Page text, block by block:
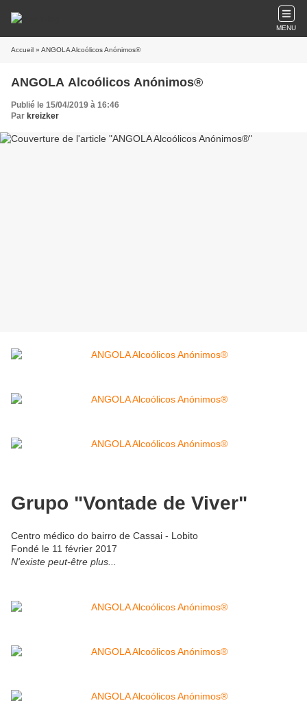
MENU
Accueil » ANGOLA Alcoólicos Anónimos®
ANGOLA Alcoólicos Anónimos®
Publié le 15/04/2019 à 16:46
Par kreizker
Grupo "Vontade de Viver"
Centro médico do bairro de Cassai - Lobito
Fondé le 11 février 2017
N'existe peut-être plus...